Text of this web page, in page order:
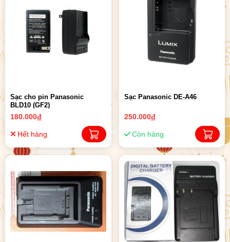
Sạc cho pin Panasonic
BLD10 (GF2)
180.000đ
Hết hàng
Sạc Panasonic DE-A46
250.000đ
Còn hàng